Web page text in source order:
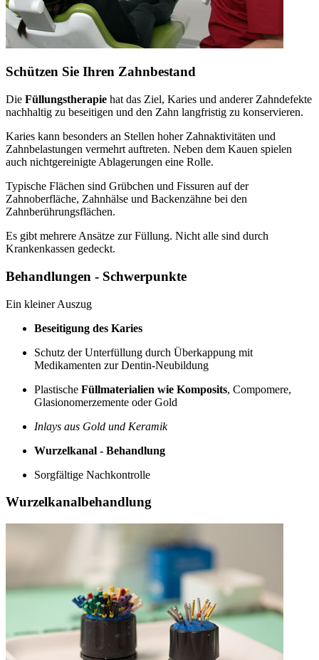
Schützen Sie Ihren Zahnbestand
Die Füllungstherapie hat das Ziel, Karies und anderer Zahndefekte
nachhaltig zu beseitigen und den Zahn langfristig zu konservieren.
Karies kann besonders an Stellen hoher Zahnaktivitäten und
Zahnbelastungen vermehrt auftreten. Neben dem Kauen spielen
auch nichtgereinigte Ablagerungen eine Rolle.
Typische Flächen sind Grübchen und Fissuren auf der
Zahnoberfläche, Zahnhälse und Backenzähne bei den
Zahnberührungsflächen.
Es gibt mehrere Ansätze zur Füllung. Nicht alle sind durch
Krankenkassen gedeckt.
Behandlungen - Schwerpunkte
Ein kleiner Auszug
Beseitigung des Karies
Schutz der Unterfüllung durch Überkappung mit
Medikamenten zur Dentin-Neubildung
Plastische Füllmaterialien wie Komposits, Compomere,
Glasionomerzemente oder Gold
Inlays aus Gold und Keramik
Wurzelkanal - Behandlung
Sorgfältige Nachkontrolle
Wurzelkanalbehandlung